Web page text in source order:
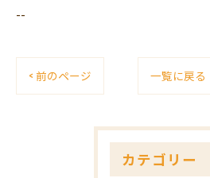
--
< 前のページ 一覧に戻る
カテゴリー